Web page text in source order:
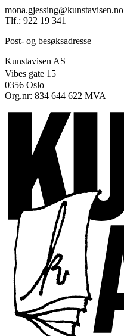
mona.gjessing@kunstavisen.no
Tlf.: 922 19 341
Post- og besøksadresse
Kunstavisen AS
Vibes gate 15
0356 Oslo
Org.nr: 834 644 622 MVA